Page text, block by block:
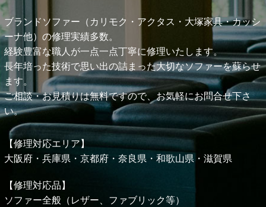
ブランドソファー（カリモク・アクタス・大塚家具・カッシ
ーナ他）の修理実績多数。
経験豊富な職人が一点一点丁寧に修理いたします。
長年培った技術で思い出の詰まった大切なソファーを蘇らせ
ます。
ご相談・お見積りは無料ですので、お気軽にお問合せ下さ
い。
【修理対応エリア】
大阪府・兵庫県・京都府・奈良県・和歌山県・ 滋賀県
【修理対応品】
ソファー全般（レザー、ファブリック等）